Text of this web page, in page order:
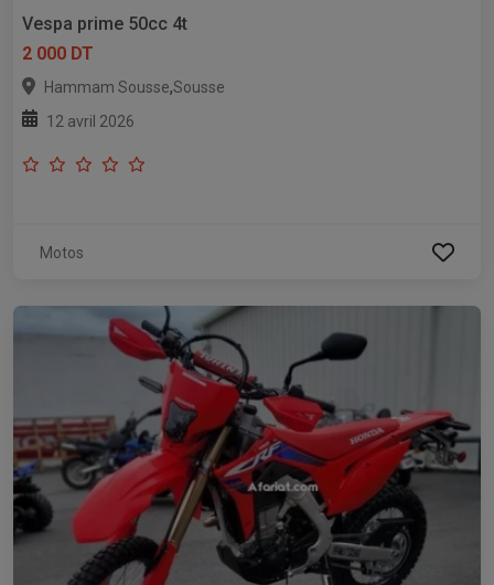
Vespa prime 50cc 4t
2 000 DT
Hammam Sousse,Sousse
12 avril 2026
Motos